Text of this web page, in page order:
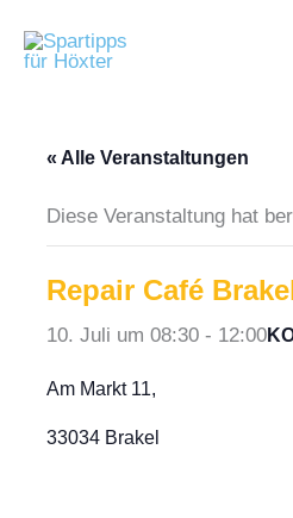
Inhalt
springen
« Alle Veranstaltungen
Diese Veranstaltung hat
Repair Café
10. Juli um 08:30 - 12:00
Am Markt 11,
33034 Brakel